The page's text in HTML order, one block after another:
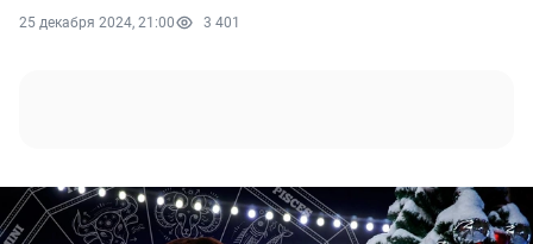
25 декабря 2024, 21:00 3 401